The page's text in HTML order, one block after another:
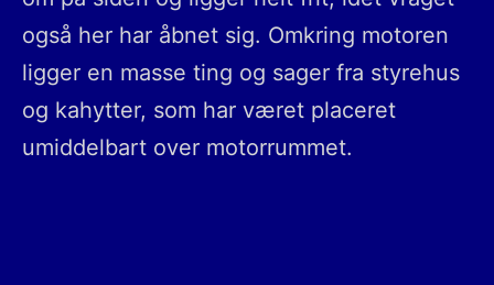
også her har åbnet sig. Omkring motoren
ligger en masse ting og sager fra styrehus
og kahytter, som har været placeret
umiddelbart over motorrummet.